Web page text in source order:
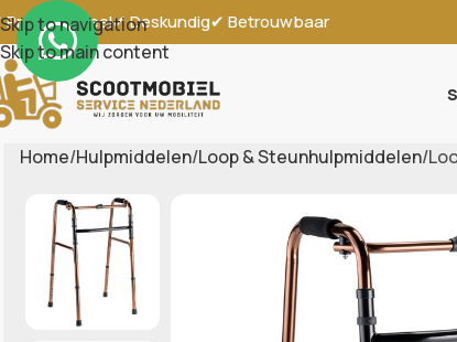
Skip to navigation
Skip to main content
Professioneel✔ Deskundig✔ Betrouwbaar
Home Hulpmiddelen Loop & Steunhulpmiddelen